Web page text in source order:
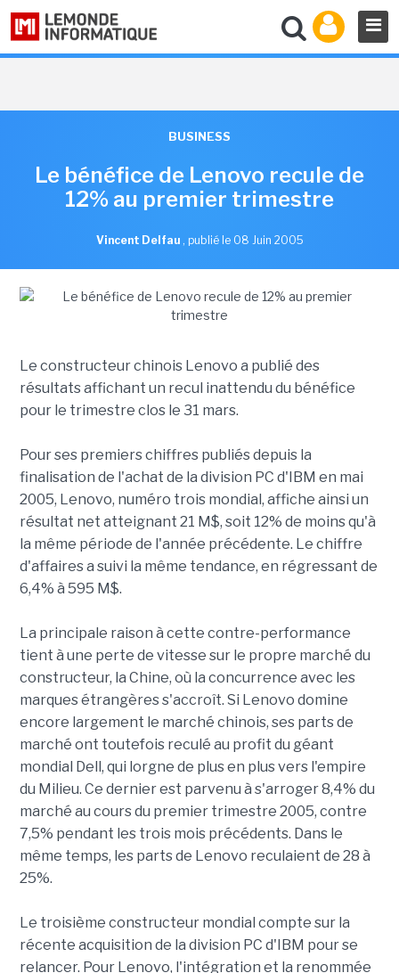
BUSINESS
Le bénéfice de Lenovo recule de
12% au premier trimestre
Vincent Delfau , publié le 08 Juin 2005
Le constructeur chinois Lenovo a publié des
résultats affichant un recul inattendu du bénéfice
pour le trimestre clos le 31 mars.
Pour ses premiers chiffres publiés depuis la
finalisation de l'achat de la division PC d'IBM en mai
2005, Lenovo, numéro trois mondial, affiche ainsi un
résultat net atteignant 21 M$, soit 12% de moins qu'à
la même période de l'année précédente. Le chiffre
d'affaires a suivi la même tendance, en régressant de
6,4% à 595 M$.
La principale raison à cette contre-performance
tient à une perte de vitesse sur le propre marché du
constructeur, la Chine, où la concurrence avec les
marques étrangères s'accroît. Si Lenovo domine
encore largement le marché chinois, ses parts de
marché ont toutefois reculé au profit du géant
mondial Dell, qui lorgne de plus en plus vers l'empire
du Milieu. Ce dernier est parvenu à s'arroger 8,4% du
marché au cours du premier trimestre 2005, contre
7,5% pendant les trois mois précédents. Dans le
même temps, les parts de Lenovo reculaient de 28 à
25%.
Le troisième constructeur mondial compte sur la
récente acquisition de la division PC d'IBM pour se
relancer. Pour Lenovo, l'intégration et la renommée